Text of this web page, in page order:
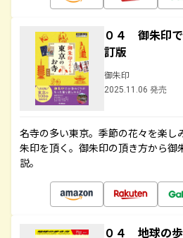
０４ 御朱印
訂版
御朱印
2025.11.06 発売
名寺の多い東京。季節の花々を楽し
朱印を頂く。御朱印の頂き方から御
説。
０４ 地球の